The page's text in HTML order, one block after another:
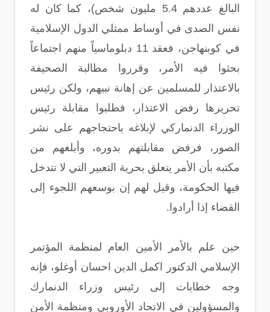
البالغ عددهم 5.4 مليون شخص)، كما كان له
نفس الصدى في أوساط ممثلي الدول الإسلامية
في كوبنهاجن، فعقد 11 دبلوماسياً منهم اجتماعاً
بحثوا فيه الأمر، وقرروا مطالبة الصحيفة
بالاعتذار للمسلمين عن إهانة نبيهم، ولكن رئيس
تحريرها رفض الاعتذار، فطلبوا مقابلة رئيس
الوزراء الدنماركي لإبلاغه باحتجاجهم على نشر
الصور، فرفض مقابلتهم بدوره، وأبلغهم من
مكتبه بأن الأمر يتعلق بحرية التعبير التي لا تتدخل
فيها الحكومة، وقيل لهم إن بوسعهم اللجوء إلى
القضاء إذا أرادوا.
حين علم بالأمر الأمين العام لمنظمة المؤتمر
الإسلامي الدكتور اكمل الدين احسان أوغلو، فإنه
وجه خطابات إلى رئيس وزراء الدنمارك
والمسؤولين في الاتحاد الأوروبي ومنظمة الأمن